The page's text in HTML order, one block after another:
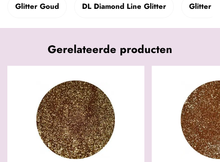
Glitter Goud DL Diamond Line Glitter Glitter
Gerelateerde producten